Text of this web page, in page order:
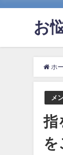
お
ホ
メ
指
を